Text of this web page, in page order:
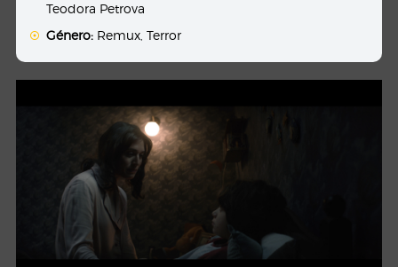
Teodora Petrova
Género: Remux ,Terror